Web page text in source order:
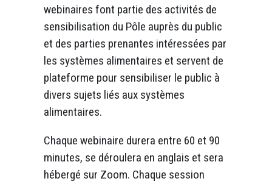
webinaires font partie des activités de
sensibilisation du Pôle auprès du public
et des parties prenantes intéressées par
les systèmes alimentaires et servent de
plateforme pour sensibiliser le public à
divers sujets liés aux systèmes
alimentaires.
Chaque webinaire durera entre 60 et 90
minutes, se déroulera en anglais et sera
hébergé sur Zoom. Chaque session